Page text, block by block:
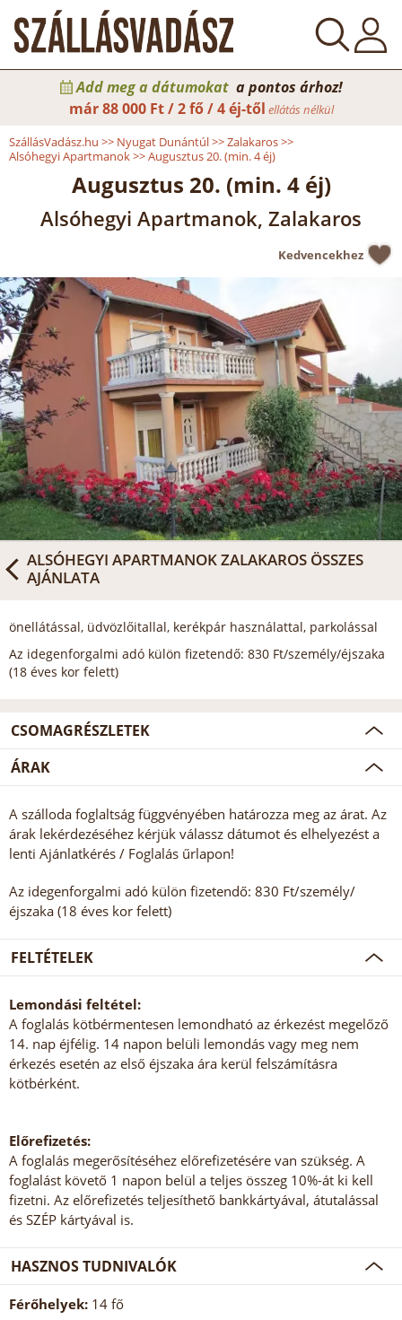
Add meg a dátumokat a pontos árhoz!
már88 000 Ft / 2 fő / 4 éj-től ellátás nélkül
SzállásVadász.hu >> Nyugat Dunántúl>>Zalakaros>>
Alsóhegyi Apartmanok>>Augusztus 20. (min. 4 éj)
Augusztus 20. (min. 4 éj)
Alsóhegyi Apartmanok, Zalakaros
Kedvencekhez
ALSÓHEGYI APARTMANOK ZALAKAROS ÖSSZES
AJÁNLATA
önellátással, üdvözlőitallal, kerékpár használattal, parkolással
Az idegenforgalmi adó külön fizetendő: 830 Ft/személy/éjszaka
(18 éves kor felett)
CSOMAGRÉSZLETEK
ÁRAK
A szálloda foglaltság függvényében határozza meg az árat. Az
árak lekérdezéséhez kérjük válassz dátumot és elhelyezést a
lenti Ajánlatkérés / Foglalás űrlapon!
Az idegenforgalmi adó külön fizetendő: 830 Ft/személy/
éjszaka (18 éves kor felett)
FELTÉTELEK
Lemondási feltétel:
A foglalás kötbérmentesen lemondható az érkezést megelőző
14. nap éjfélig. 14 napon belüli lemondás vagy meg nem
érkezés esetén az első éjszaka ára kerül felszámításra
kötbérként.
Előrefizetés:
A foglalás megerősítéséhez előrefizetésére van szükség. A
foglalást követő 1 napon belül a teljes összeg 10%-át ki kell
fizetni. Az előrefizetés teljesíthető bankkártyával, átutalással
és SZÉP kártyával is.
HASZNOS TUDNIVALÓK
Férőhelyek: 14 fő